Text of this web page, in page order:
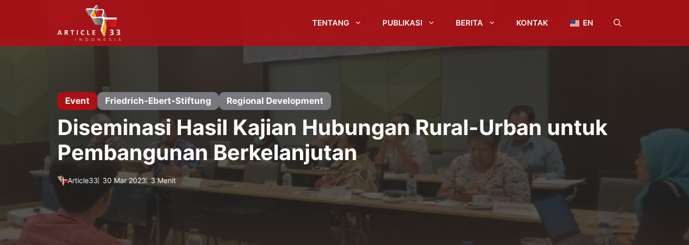
TENTANG PUBLIKASI BERITA KONTAK EN
Event Friedrich-Ebert-Stiftung Regional Development
Diseminasi Hasil Kajian Hubungan Rural-Urban untuk
Pembangunan Berkelanjutan
Article33 30 Mar 2023 3 Menit